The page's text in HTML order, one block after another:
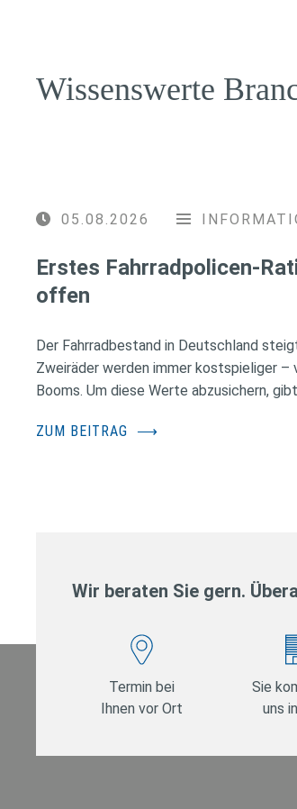
Wissenswerte
05.08.2026
Erstes Fahrradpolicen-
offen
Der Fahrradbestand in Deutschland
Zweiräder werden immer kostspieliger
Booms. Um diese Werte abzusichern,
ZUM BEITRAG ⟶
Wir beraten Sie gern.
Termin bei
Ihnen vor Ort
Sie
uns